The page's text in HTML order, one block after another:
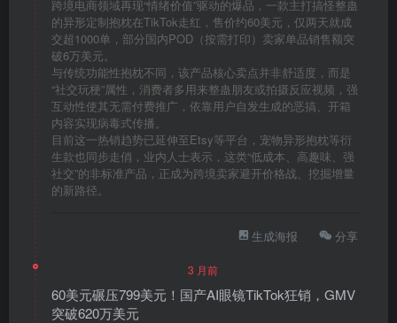
跨境电商领域再现“情绪价值”驱动的爆品，一款主打搞怪整蛊
的异形定制抱枕在TikTok走红，售价约60美元，仅两天就成
交超1000单，部分国内POD（按需打印）卖家单品销售额突
破6万美元。
与传统功能性抱枕不同，该产品核心卖点并非舒适度，而是
“社交玩梗”属性，消费者多用来整蛊朋友或拍摄反应视频，强
互动性使其无需付费推广，依靠用户自发生成的恶搞、开箱
内容实现病毒式传播。
目前这一热销趋势已延伸至Etsy等平台，宠物异形抱枕等衍
生款也同步走俏，业内人士表示，这类“低成本、高趣味、强
社交”的非标准产品，正成为跨境卖家避开价格战、挖掘增量
的新路径。
生成海报 分享
3 月前
60美元碾压799美元！国产AI眼镜TikTok狂销，GMV
突破620万美元